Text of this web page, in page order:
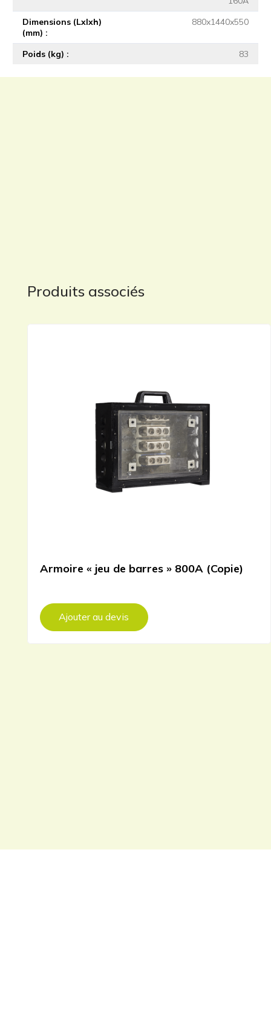
Dimensions (Lxlxh)
(mm)
880x1440x550
Poids (kg) 83
Produits associés
Armoire « jeu de barres » 800A (Copie)
Ajouter au devis